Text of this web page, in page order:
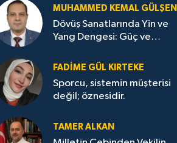
MUHAMMED KEMAL GÜLŞEN
Dövüş Sanatlarında Yin ve
Yang Dengesi: Güç ve
FADIME GÜL KIRTEKE
Sporcu, sistemin müşterisi
değil; öznesidir.
TAMER ALKAN